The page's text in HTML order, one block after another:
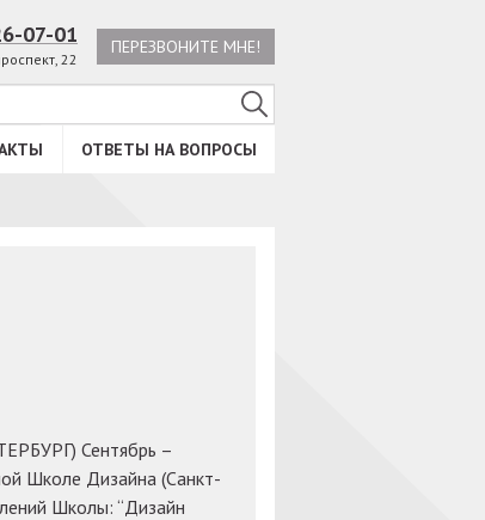
07-01
22
ПЕРЕЗВОНИТЕ МНЕ!
ОТВЕТЫ НА ВОПРОСЫ
Сентябрь –
Школе Дизайна (Санкт-
Школы: “Дизайн